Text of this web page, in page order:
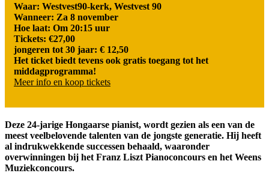
Waar: Westvest90-kerk, Westvest 90
Wanneer: Za 8 november
Hoe laat: Om 20:15 uur
Tickets: €27,00
jongeren tot 30 jaar: € 12,50
Het ticket biedt tevens ook gratis toegang tot het
middagprogramma!
Meer info en koop tickets
Deze 24-jarige Hongaarse pianist, wordt gezien als een van de
meest veelbelovende talenten van de jongste generatie. Hij heeft
al indrukwekkende successen behaald, waaronder
overwinningen bij het Franz Liszt Pianoconcours en het Weens
Muziekconcours.